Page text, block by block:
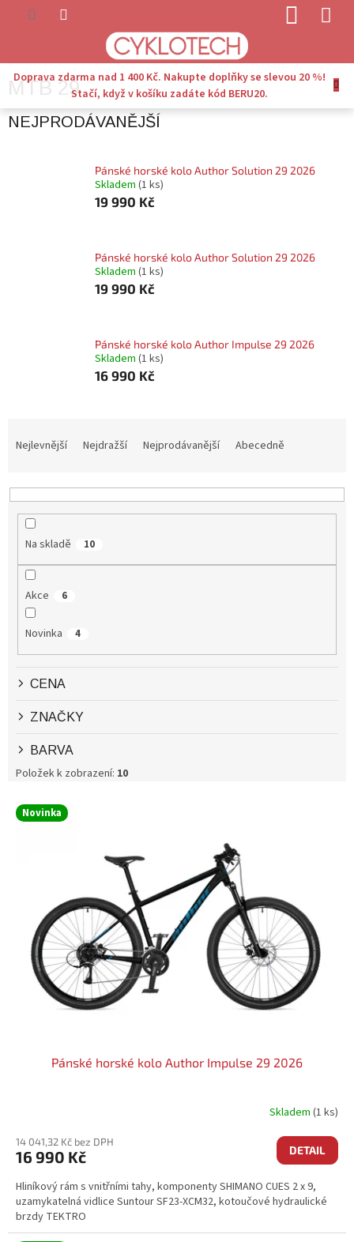
Doprava zdarma nad 1 400 Kč. Nakupte doplňky se slevou 20 %!
Stačí, když v košíku zadáte kód BERU20.
MTB 29
NEJPRODÁVANĚJŠÍ
Pánské horské kolo Author Solution 29 2026
Skladem (1 ks)
19 990 Kč
Pánské horské kolo Author Solution 29 2026
Skladem (1 ks)
19 990 Kč
Pánské horské kolo Author Impulse 29 2026
Skladem (1 ks)
16 990 Kč
A
N
O
Ů
Nejlevnější Nejdražší Nejprodávanější Abecedně
Na skladě 10
Akce 6
Novinka 4
CENA
ZNAČKY
BARVA
Položek k zobrazení: 10
V
Ý Novinka
Pánské horské kolo Author Impulse 29 2026
Skladem (1 ks)
14 041,32 Kč bez DPH
16 990 Kč DETAIL
Hliníkový rám s vnitřními tahy, komponenty SHIMANO CUES 2 x 9,
uzamykatelná vidlice Suntour SF23-XCM32, kotoučové hydraulické
brzdy TEKTRO